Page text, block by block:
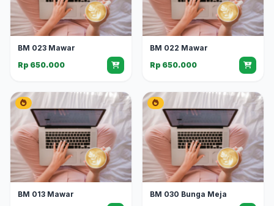
BM 023 Mawar
Rp 650.000
BM 022 Mawar
Rp 650.000
BM 013 Mawar
BM 030 Bunga Meja